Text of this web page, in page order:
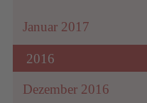
Januar 2017
2016
Dezember 2016